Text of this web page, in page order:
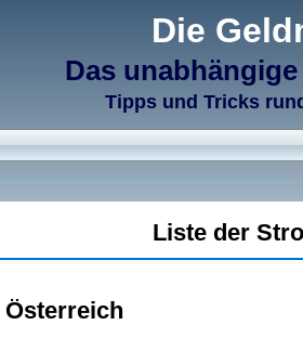
Die
Das
Tipps und Tricks
Liste der